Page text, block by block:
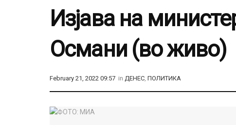
Изјава на
Османи (во живо)
February 21, 2022 09:57 in ДЕНЕС, ПОЛИТИКА